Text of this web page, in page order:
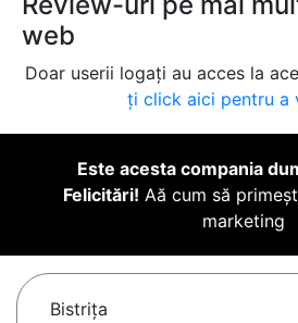
web
Doar userii logați au acces la
ți click aici pentru a
Este acesta compania
Felicitări! Aă cum să
marketing
Bistriţa